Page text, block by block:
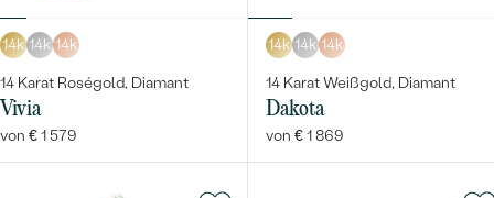
14k 14k 14k
14 Karat Roségold, Diamant
Vivia
von € 1 579
14k 14k 14k
14 Karat Weißgold, Diamant
Dakota
von € 1 869